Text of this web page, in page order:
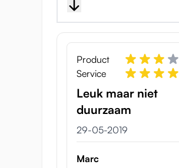
binnenkant is bijzonder goed te
vagina is dubbel laags, de
laag geeft dus iets meer
De Virgin Matchless geeft ook
door de lucht er uit te knijpen
naar binnen dringt zul je merken
masturbator ook een lichte
Kortom: Een ideale mee pakker bij
Product
Service
Leuk maar niet
duurzaam
29-05-2019
Marc